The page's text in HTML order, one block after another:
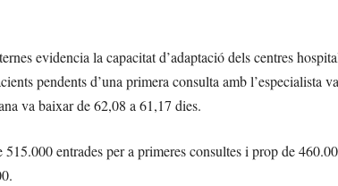
evidencia la capacitat d’adaptació dels centres
pendents d’una primera consulta amb l’especialista
va baixar de 62,08 a 61,17 dies.
entrades per a primeres consultes i prop de